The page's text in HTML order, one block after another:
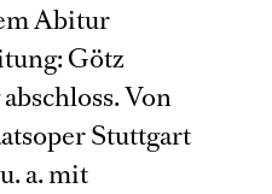
Abitur
Götz
Von
Stuttgart
a. mit